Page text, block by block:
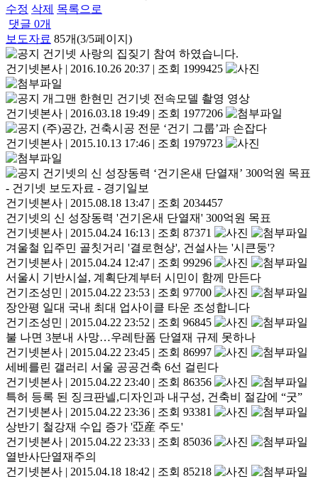
수정 삭제 목록으로
댓글 0개
보도자료 85개(3/5페이지)
건기넷 사랑의 집짖기 참여 하였습니다.
건기넷본사 | 2016.10.26 20:37 | 조회 1999425
개그맨 한현민 건기넷 전속모델 촬영 영상
건기넷본사 | 2016.03.18 19:49 | 조회 1977206
(주)공간, 건축시공 전문 ‘건기 그룹’과 손잡다
건기넷본사 | 2015.10.13 17:46 | 조회 1979723
건기넷의 신 성장동력 ‘건기온새 단열재’ 300억원 목표
- 건기넷 보도자료 - 경기일보
건기넷본사 | 2015.08.18 13:47 | 조회 2034457
건기넷의 신 성장동력 '건기온새 단열재' 300억원 목표
건기넷본사 | 2015.04.24 16:13 | 조회 87371
겨울철 입주민 골칫거리 '결로현상', 건설사는 '시큰둥'?
건기넷본사 | 2015.04.24 12:47 | 조회 99296
서울시 기반시설, 계획단계부터 시민이 함께 만든다
건기조성민 | 2015.04.22 23:53 | 조회 97700
장안평 일대 국내 최대 업사이클 타운 조성합니다
건기조성민 | 2015.04.22 23:52 | 조회 96845
불 나면 3분내 사망…우레탄폼 단열재 규제 못하나
건기넷본사 | 2015.04.22 23:45 | 조회 86997
세베를린 갤러리 서울 공공건축 6선 걸린다
건기넷본사 | 2015.04.22 23:40 | 조회 86356
특허 등록 된 징크판넬,디자인과 내구성, 건축비 절감에 “굿”
건기넷본사 | 2015.04.22 23:36 | 조회 93381
상반기 철강재 수입 증가 '亞産 주도'
건기넷본사 | 2015.04.22 23:33 | 조회 85036
열반사단열재주의
건기넷본사 | 2015.04.18 18:42 | 조회 85218